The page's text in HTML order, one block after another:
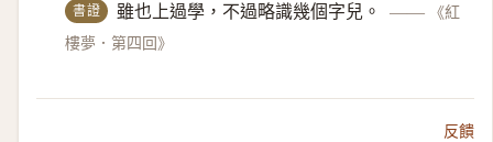
書證 雖也上過學，不過略識幾個字兒。 ——
《紅
樓夢．第四回》
反饋